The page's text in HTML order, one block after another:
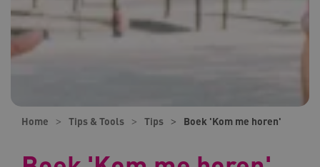
Home Tips & Tools Tips Boek 'Kom me horen'